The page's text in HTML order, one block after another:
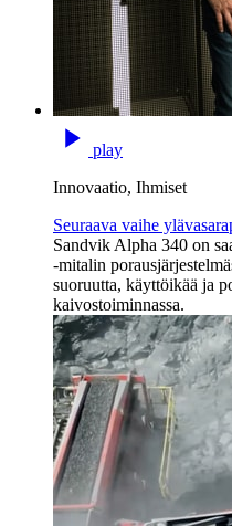
play
Innovaatio, Ihmiset
Seuraava vaihe
Sandvik Alpha 340 on
-mitalin
suoruutta, käyttöikää ja
kaivostoiminnassa.